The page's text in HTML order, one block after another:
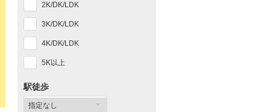
2K/DK/LDK
3K/DK/LDK
4K/DK/LDK
5K以上
駅徒歩